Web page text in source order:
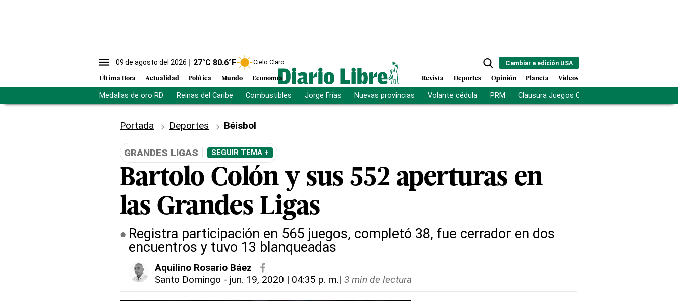
09 de agosto del 2026 27°C 80.6°F Cielo Claro
Última Hora Actualidad Política Mundo Economía
Cambiar a edición USA
Revista Deportes Opinión Planeta Videos
Medallas de oro RD Reinas del Caribe Combustibles Jorge Frías Nuevas provincias Volante cédula PRM Clausura Juegos Centroamericanos
Portada Deportes Béisbol
GRANDES LIGAS SEGUIR TEMA +
Bartolo Colón y sus 552 aperturas en
las Grandes Ligas
Registra participación en 565 juegos, completó 38, fue cerrador en dos
encuentros y tuvo 13 blanqueadas
Aquilino Rosario Báez
Santo Domingo - jun. 19, 2020 | 04:35 p. m.| 3 min de lectura